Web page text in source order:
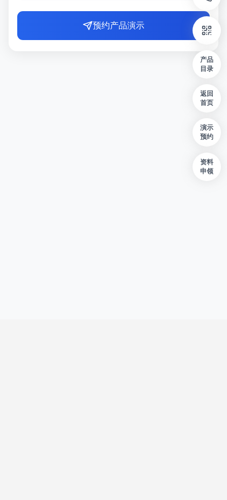
预约产品演示
产品
目录
返回
首页
演示
预约
资料
申领